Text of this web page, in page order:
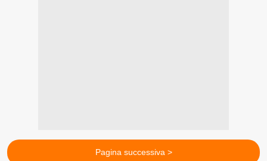
Pagina successiva >